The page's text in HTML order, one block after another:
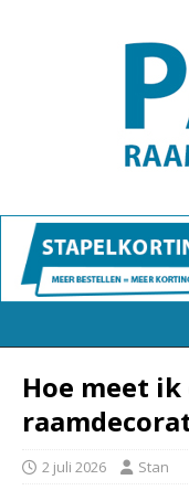
Hoe meet
2 juli 2026 Stan